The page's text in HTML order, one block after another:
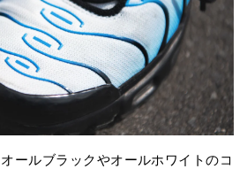
ールブラックやオールホワイトのコ